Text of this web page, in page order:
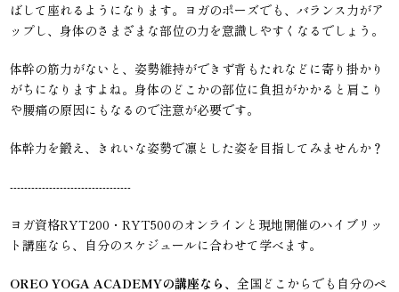
ばして座れるようになります。ヨガのポーズでも、バランス力がア
ップし、身体のさまざまな部位の力を意識しやすくなるでしょう。
体幹の筋力がないと、姿勢維持ができず背もたれなどに寄り掛かり
がちになりますよね。身体のどこかの部位に負担がかかると肩こり
や腰痛の原因にもなるので注意が必要です。
体幹力を鍛え、きれいな姿勢で凛とした姿を目指してみませんか？
----------------------------------
ヨガ資格RYT200・RYT500のオンラインと現地開催のハイブリッ
ト講座なら、自分のスケジュールに合わせて学べます。
OREO YOGA ACADEMYの講座なら、全国どこからでも自分のペ